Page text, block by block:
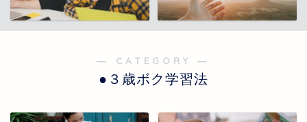
― CATEGORY ―
●３歳ボク学習法